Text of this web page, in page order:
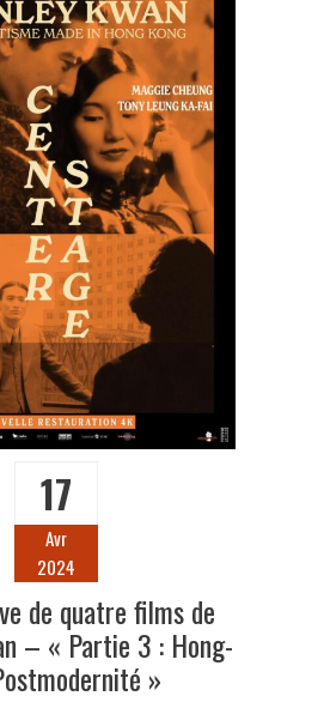
17
Avr
2024
de quatre films de
– « Partie 3 : Hong-
»